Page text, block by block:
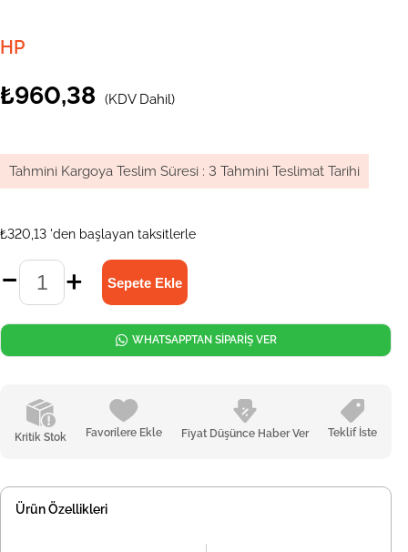
HP
₺960,38 (KDV Dahil)
Tahmini Kargoya Teslim Süresi : 3 Tahmini Teslimat Tarihi
₺320,13 'den başlayan taksitlerle
Kritik Stok Favorilere Ekle Fiyat Düşünce Haber Ver Teklif İste
WHATSAPPTAN SİPARİŞ VER
Ürün Özellikleri